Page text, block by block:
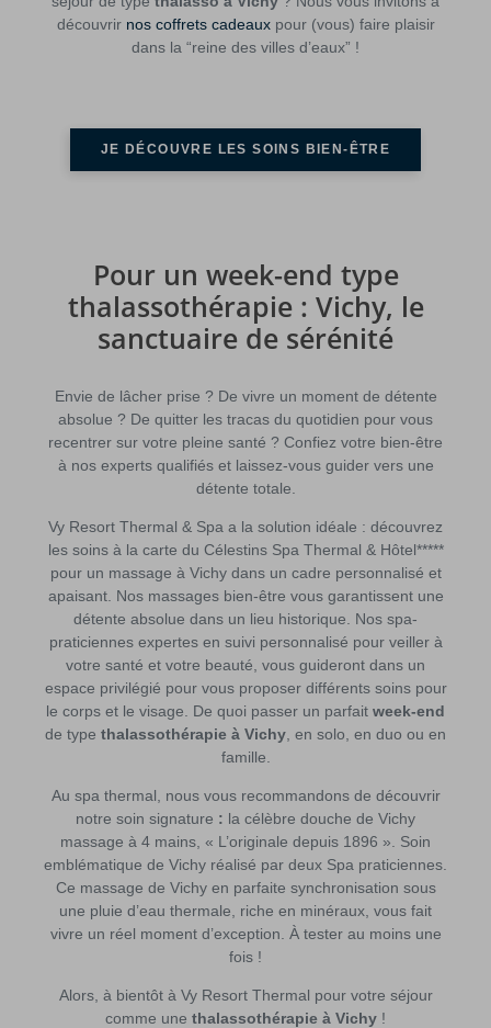
découvrir nos coffrets cadeauxpour (vous) faire plaisir
dans la “reine des villes d’eaux” !
JE DÉCOUVRE LES SOINS BIEN-ÊTRE
Pour un week-end type
thalassothérapie : Vichy, le
sanctuaire de sérénité
Envie de lâcher prise ? De vivre un moment de détente
absolue ? De quitter les tracas du quotidien pour vous
recentrer sur votre pleine santé ? Confiez votre bien-être
à nos experts qualifiés et laissez-vous guider vers une
détente totale.
Vy Resort Thermal & Spa a la solution idéale : découvrez
les soins à la carte du Célestins Spa Thermal & Hôtel*****
pour un massage à Vichy dans un cadre personnalisé et
apaisant. Nos massages bien-être vous garantissent une
détente absolue dans un lieu historique. Nos spa-
praticiennes expertes en suivi personnalisé pour veiller à
votre santé et votre beauté, vous guideront dans un
espace privilégié pour vous proposer différents soins pour
le corps et le visage. De quoi passer un parfait week-end
de type thalassothérapie à Vichy , en solo, en duo ou en
famille.
Au spa thermal, nous vous recommandons de découvrir
notre soin signature : la célèbre douche de Vichy
massage à 4 mains, « L’originale depuis 1896 ». Soin
emblématique de Vichy réalisé par deux Spa praticiennes.
Ce massage de Vichy en parfaite synchronisation sous
une pluie d’eau thermale, riche en minéraux, vous fait
vivre un réel moment d’exception. À tester au moins une
fois !
Alors, à bientôt à Vy Resort Thermal pour votre séjour
comme une thalassothérapie à Vichy !